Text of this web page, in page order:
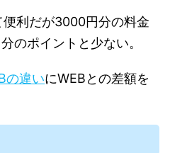
利だが3000円分の料金
のポイントと少ない。
の違いにWEBとの差額を